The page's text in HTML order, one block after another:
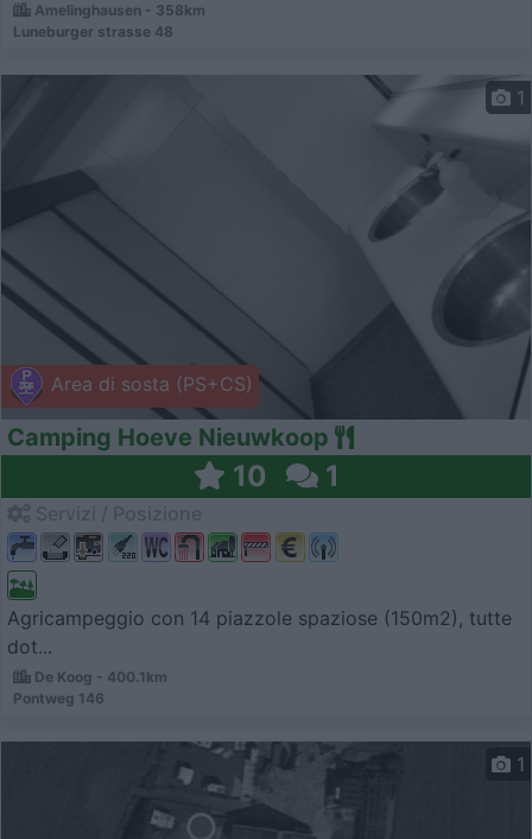
Amelinghausen - 358km
Luneburger strasse 48
Area di sosta (PS+CS)
1
Camping Hoeve Nieuwkoop
10 1
Agricampeggio con 14 piazzole spaziose (150m2), tutte
dot...
De Koog - 400.1km
Pontweg 146
1